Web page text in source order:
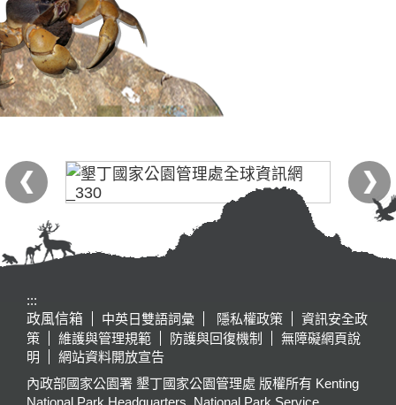
:::
政風信箱
中英日雙語詞彙 隱私權政策
資訊安全政
策
維護與管理規範 防護與回復機制
無障礙網頁說
明
網站資料開放宣告
內政部國家公園署 墾丁國家公園管理處 版權所有 Kenting
National Park Headquarters, National Park Service,